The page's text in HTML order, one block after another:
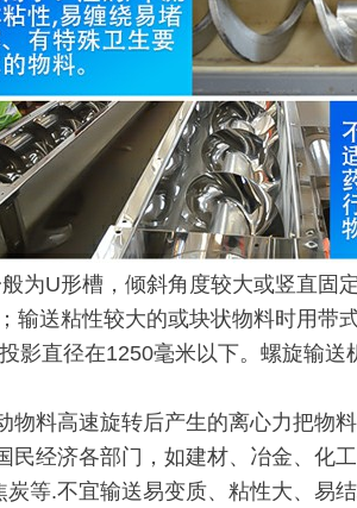
为U形槽，倾斜角度较大或竖直固
送粘性较大的或块状物料时用带
直径在1250毫米以下。螺旋输
料高速旋转后产生的离心力把物
经济各部门，如建材、冶金、化
等.不宜输送易变质、粘性大、易